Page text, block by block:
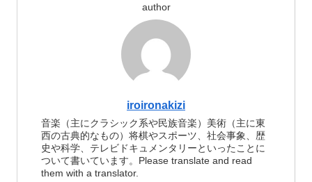
author
iroironakizi
音楽（主にクラシック系や民族音楽）美術（主に東
西の古典的なもの）将棋やスポーツ、社会事象、歴
史や科学、テレビドキュメンタリーといったことに
ついて書いています。Please translate and read
them with a translator.